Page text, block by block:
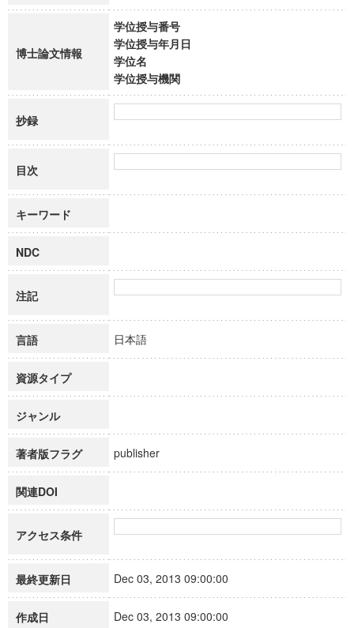
博士論文情報
学位授与番号
学位授与年月日
学位名
学位授与機関
抄録
目次
キーワード
NDC
注記
言語 日本語
資源タイプ
ジャンル
著者版フラグ publisher
関連DOI
アクセス条件
最終更新日 Dec 03, 2013 09:00:00
作成日 Dec 03, 2013 09:00:00